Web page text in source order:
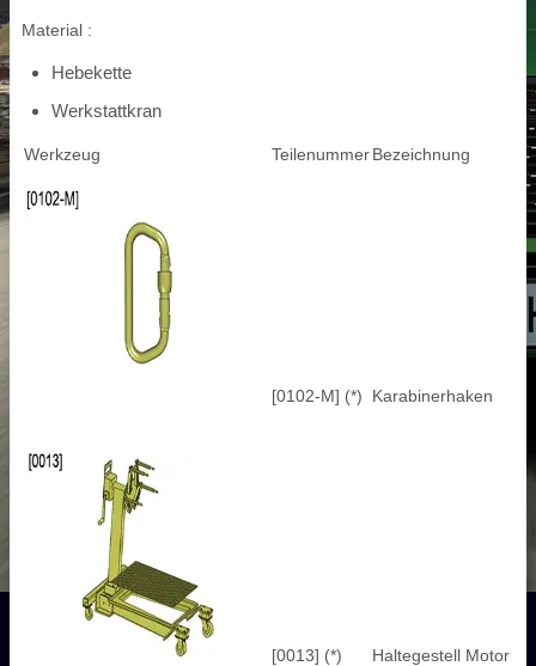
Material :
Hebekette
Werkstattkran
Werkzeug TeilenummerBezeichnung
[0102-M] (*) Karabinerhaken
[0013] (*)
Haltegestell Motor